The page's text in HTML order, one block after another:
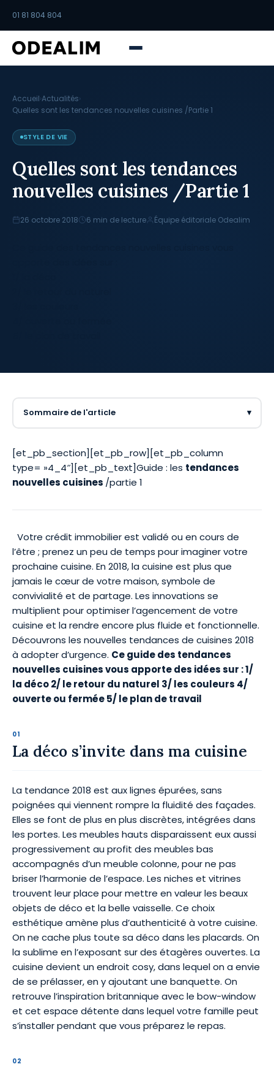
01 81 804 804
Accueil›Actualités›
Quelles sont les tendances nouvelles cuisines /Partie 1
STYLE DE VIE
Quelles sont les tendances
nouvelles cuisines /Partie 1
26 octobre 2018 6 min de lecture Équipe éditoriale Odealim
Sommaire de l'article ▾
[et_pb_section][et_pb_row][et_pb_column
type= »4_4″][et_pb_text]Guide : les tendances
nouvelles cuisines /partie 1
Votre crédit immobilierest validé ou en cours de
l’être ; prenez un peu de temps pour imaginer votre
prochaine cuisine. En 2018, la cuisine est plus que
jamais le cœur de votre maison, symbole de
convivialité et de partage. Les innovations se
multiplient pour optimiser l’agencement de votre
cuisine et la rendre encore plus fluide et fonctionnelle.
Découvrons les nouvelles tendances de cuisines 2018
à adopter d’urgence. Ce guide des tendances
nouvelles cuisines vous apporte des idées sur : 1/
la déco 2/ le retour du naturel 3/ les couleurs 4/
ouverte ou fermée 5/ le plan de travail
La déco s’invite dans ma cuisine
La tendance 2018 est aux lignes épurées, sans
poignées qui viennent rompre la fluidité des façades.
Elles se font de plus en plus discrètes, intégrées dans
les portes. Les meubles hauts disparaissent eux aussi
progressivement au profit des meubles bas
accompagnés d’un meuble colonne, pour ne pas
briser l’harmonie de l’espace. Les niches et vitrines
trouvent leur place pour mettre en valeur les beaux
objets de déco et la belle vaisselle. Ce choix
esthétique amène plus d’authenticité à votre cuisine.
On ne cache plus toute sa déco dans les placards. On
la sublime en l’exposant sur des étagères ouvertes. La
cuisine devient un endroit cosy, dans lequel on a envie
de se prélasser, en y ajoutant une banquette. On
retrouve l’inspiration britannique avec le bow-window
et cet espace détente dans lequel votre famille peut
s’installer pendant que vous préparez le repas.